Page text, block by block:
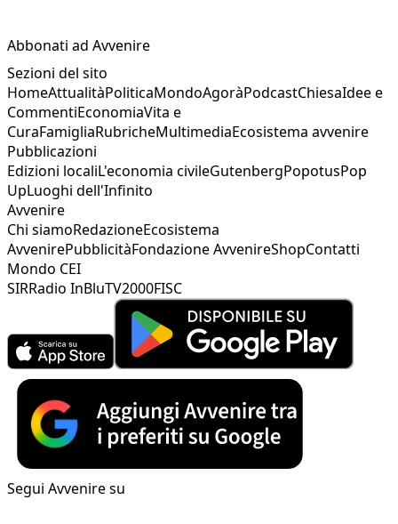
Abbonati ad Avvenire
Sezioni del sito
HomeAttualitàPoliticaMondoAgoràPodcastChiesaIdee e
CommentiEconomiaVita e
CuraFamigliaRubricheMultimediaEcosistema avvenire
Pubblicazioni
Edizioni localiL'economia civileGutenbergPopotusPop
UpLuoghi dell'Infinito
Avvenire
Chi siamoRedazioneEcosistema
AvvenirePubblicitàFondazione AvvenireShopContatti
Mondo CEI
SIRRadio InBluTV2000FISC
Segui Avvenire su